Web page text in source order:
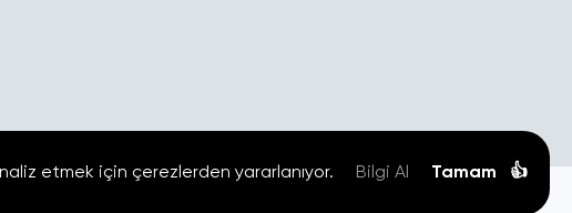
etmek için çerezlerden yararlanıyor. Bilgi Al Tamam 👍